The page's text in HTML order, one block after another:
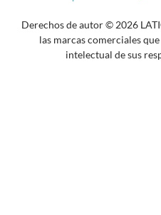
Derechos de autor © 2026
las marcas comerciales
intelectual de sus